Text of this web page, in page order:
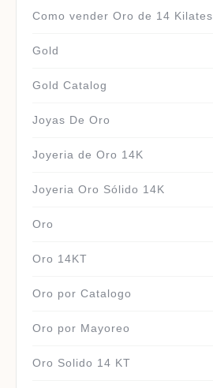
Como vender Oro de 14 Kilates
Gold
Gold Catalog
Joyas De Oro
Joyeria de Oro 14K
Joyeria Oro Sólido 14K
Oro
Oro 14KT
Oro por Catalogo
Oro por Mayoreo
Oro Solido 14 KT